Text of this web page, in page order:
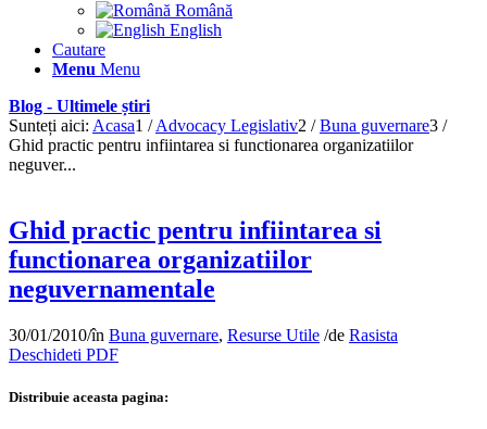
Română
English
Cautare
Menu Menu
Blog - Ultimele știri
Sunteți aici: Acasa1 / Advocacy Legislativ2 / Buna guvernare3 /
Ghid practic pentru infiintarea si functionarea organizatiilor
neguver...
Ghid practic pentru infiintarea si
functionarea organizatiilor
neguvernamentale
30/01/2010/în Buna guvernare, Resurse Utile /de Rasista
Deschideti PDF
Distribuie aceasta pagina: